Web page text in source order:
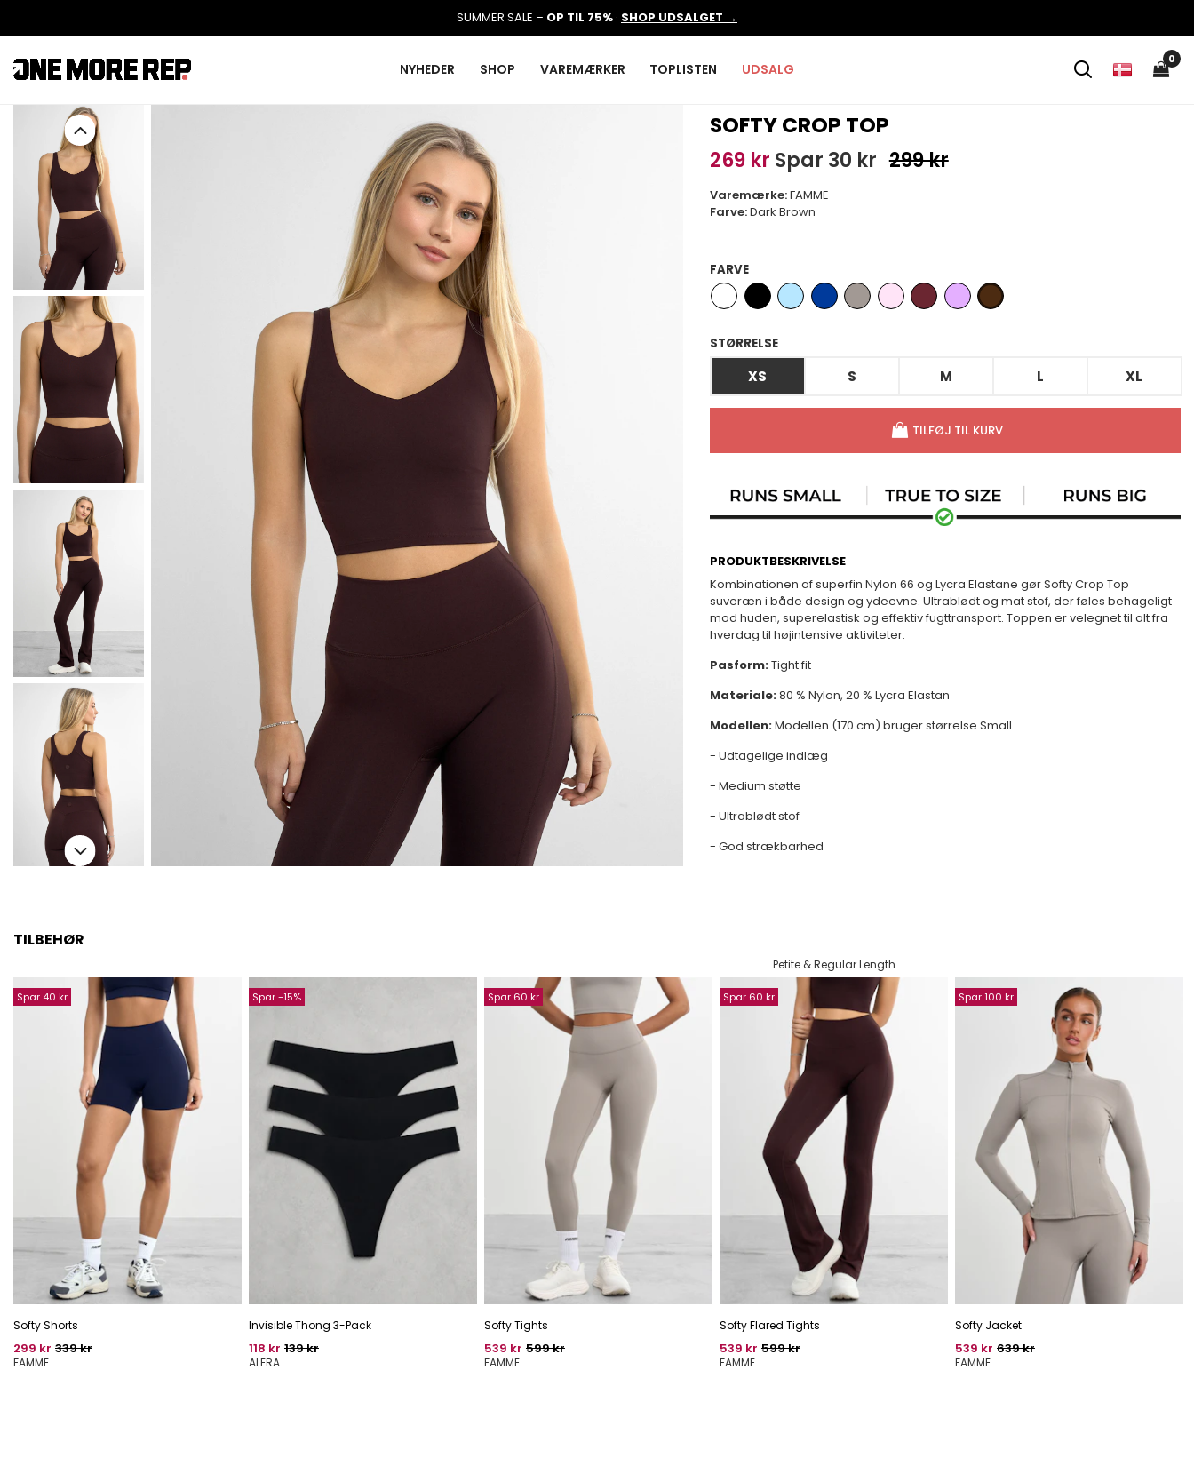
SUMMER SALE – OP TIL 75% · SHOP UDSALGET →
NYHEDER SHOP VAREMÆRKER TOPLISTEN UDSALG
0
SOFTY CROP TOP
269 kr Spar 30 kr 299 kr
Varemærke:FAMME
Farve:Dark Brown
FARVE
STØRRELSE
XS S M L XL
TILFØJ TIL KURV
PRODUKTBESKRIVELSE
Kombinationen af superfin Nylon 66 og Lycra Elastane gør Softy Crop Top
suveræn i både design og ydeevne. Ultrablødt og mat stof, der føles behageligt
mod huden, superelastisk og effektiv fugttransport. Toppen er velegnet til alt fra
hverdag til højintensive aktiviteter.
Pasform:Tight fit
Materiale:80 % Nylon, 20 % Lycra Elastan
Modellen:Modellen (170 cm) bruger størrelse Small
- Udtagelige indlæg
- Medium støtte
- Ultrablødt stof
- God strækbarhed
TILBEHØR
Spar 40 kr
Softy Shorts
Pris
299 kr Oprindelig pris
339 kr
FAMME
Spar -15%
Invisible Thong 3-Pack
Pris
118 kr Oprindelig pris
139 kr
ALERA
Spar 60 kr
Softy Tights
Pris
539 kr Oprindelig pris
599 kr
FAMME
Petite & Regular Length
Spar 60 kr
Softy Flared Tights
Pris
539 kr Oprindelig pris
599 kr
FAMME
Spar 100 kr
Softy Jacket
Pris
539 kr Oprindelig pris
639 kr
FAMME